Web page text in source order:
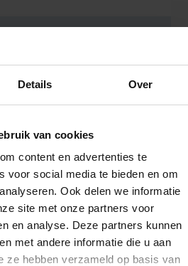
Details Over
van cookies
content en advertenties te
voor social media te bieden en om
Ook delen we informatie
site met onze partners voor
en analyse. Deze partners kunnen
met andere informatie die u aan
ze hebben verzameld op basis van
op maat nodig?
je helpen!